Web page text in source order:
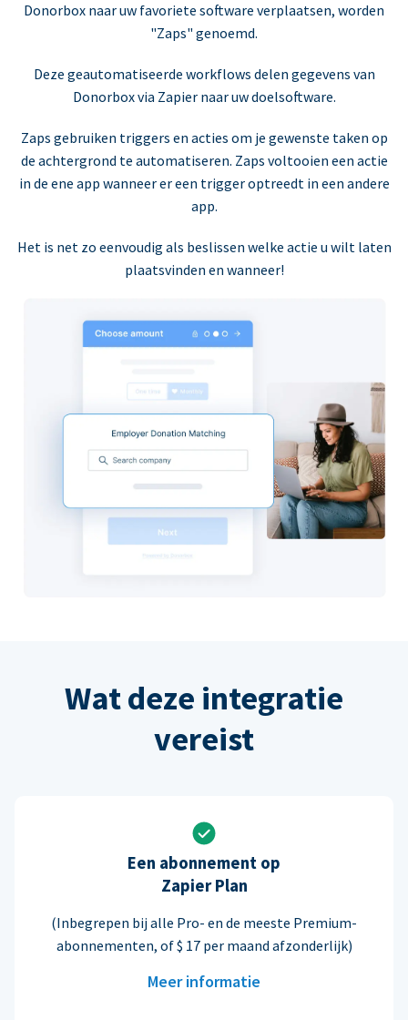
Donorbox naar uw favoriete software verplaatsen, worden
"Zaps" genoemd.
Deze geautomatiseerde workflows delen gegevens van
Donorbox via Zapier naar uw doelsoftware.
Zaps gebruiken triggers en acties om je gewenste taken op
de achtergrond te automatiseren. Zaps voltooien een actie
in de ene app wanneer er een trigger optreedt in een andere
app.
Het is net zo eenvoudig als beslissen welke actie u wilt laten
plaatsvinden en wanneer!
Wat deze integratie
vereist
Een abonnement op
Zapier Plan
(Inbegrepen bij alle Pro- en de meeste Premium-
abonnementen, of $ 17 per maand afzonderlijk)
Meer informatie